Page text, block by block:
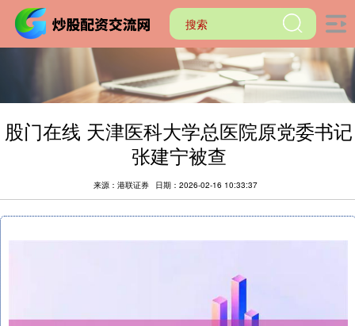
股门在线 天津医科大学总医院原党委书记
张建宁被查
来源：港联证券 日期：2026-02-16 10:33:37